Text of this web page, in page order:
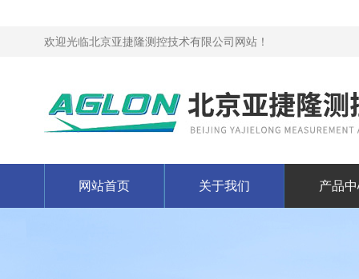
欢迎光临北京亚捷隆测控技术有限公司网站！
网站首页 关于我们 产品